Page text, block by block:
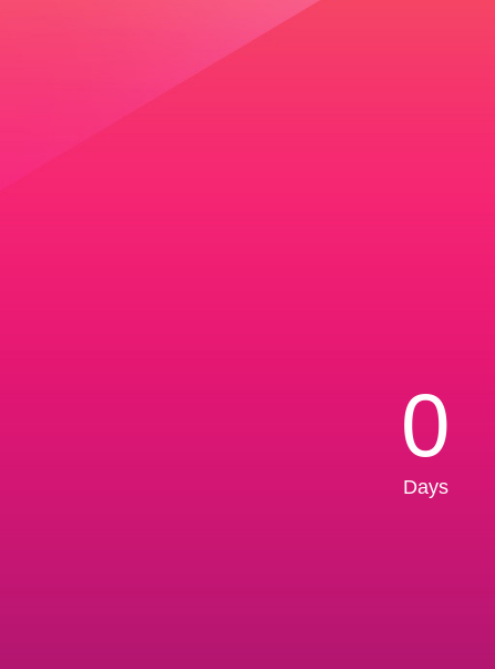
0
Days